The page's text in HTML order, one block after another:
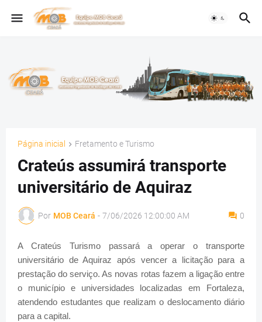
Página inicial Fretamento e Turismo
Crateús assumirá transporte
universitário de Aquiraz
Por MOB Ceará - 7/06/2026 12:00:00 AM 0
A Crateús Turismo passará a operar o transporte
universitário de Aquiraz após vencer a licitação para a
prestação do serviço. As novas rotas fazem a ligação entre
o município e universidades localizadas em Fortaleza,
atendendo estudantes que realizam o deslocamento diário
para a capital.